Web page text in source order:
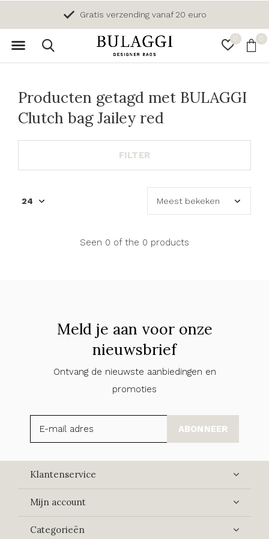
0 0
Gratis verzending vanaf 20 euro
Producten getagd met BULAGGI
Clutch bag Jailey red
FILTER
Seen 0 of the 0 products
Meld je aan voor onze
nieuwsbrief
Ontvang de nieuwste aanbiedingen en
promoties
ABONNEER
Klantenservice
Mijn account
Categorieën